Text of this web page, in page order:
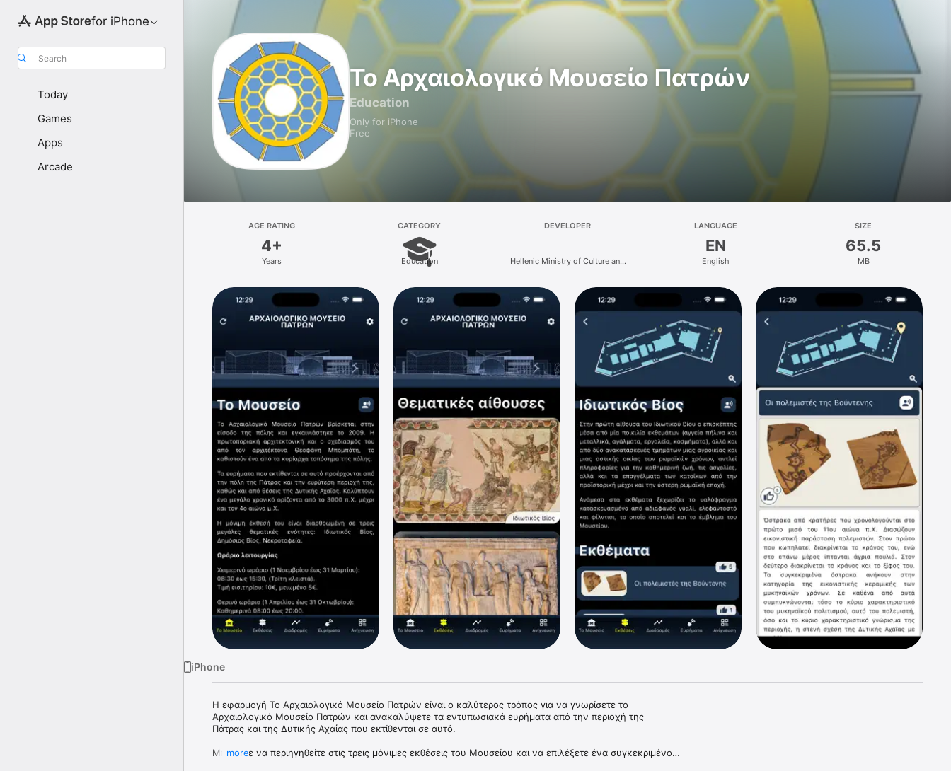
for iPhone
Search
Today
Games
Apps
Arcade
Το Αρχαιολογικό Μουσείο Πατρών
Education
Only for iPhone
Free
AGE RATING
4+
Years
CATEGORY
Education
DEVELOPER
Hellenic Ministry of Culture and
LANGUAGE
EN
English
SIZE
65.5
MB
iPhone
Η εφαρμογή Το Αρχαιολογικό Μουσείο Πατρών είναι ο καλύτερος τρόπος για να γνωρίσετε το
Αρχαιολογικό Μουσείο Πατρών και ανακαλύψετε τα εντυπωσιακά ευρήματα από την περιοχή της
Πάτρας και της Δυτικής Αχαΐας που εκτίθενται σε αυτό.
Μπορείτε να περιηγηθείτε στις τρεις μόνιμες εκθέσεις του Μουσείου και να επιλέξετε ένα συγκεκριμένο
more